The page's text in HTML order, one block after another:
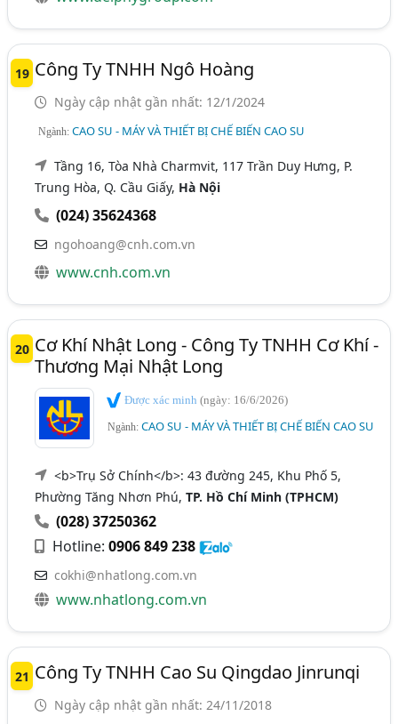
19 Công Ty TNHH Ngô Hoàng
Ngày cập nhật gần nhất: 12/1/2024
Ngành:CAO SU - MÁY VÀ THIẾT BỊ CHẾ BIẾN CAO SU
Tầng 16, Tòa Nhà Charmvit, 117 Trần Duy Hưng, P.
Trung Hòa, Q. Cầu Giấy, Hà Nội
(024) 35624368
ngohoang@cnh.com.vn
www.cnh.com.vn
20 Cơ Khí Nhật Long - Công Ty TNHH Cơ Khí -
Thương Mại Nhật Long
Được xác minh(ngày: 16/6/2026)
Ngành:CAO SU - MÁY VÀ THIẾT BỊ CHẾ BIẾN CAO SU
<b>Trụ Sở Chính</b>: 43 đường 245, Khu Phố 5,
Phường Tăng Nhơn Phú,TP. Hồ Chí Minh (TPHCM)
(028) 37250362
Hotline:0906 849 238
cokhi@nhatlong.com.vn
www.nhatlong.com.vn
21 Công Ty TNHH Cao Su Qingdao Jinrunqi
Ngày cập nhật gần nhất: 24/11/2018